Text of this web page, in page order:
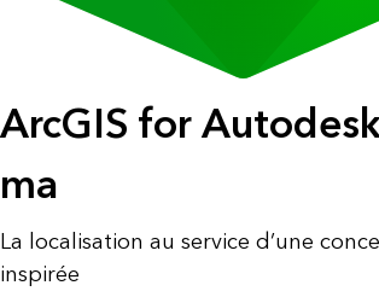
ArcGIS for
ma
La localisation au service d’une
inspirée